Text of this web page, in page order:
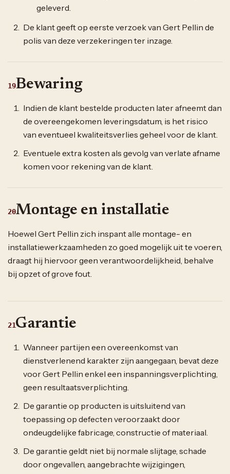
geleverd.
De klant geeft op eerste verzoek van Gert Pellin de
polis van deze verzekeringen ter inzage.
19Bewaring
Indien de klant bestelde producten later afneemt dan
de overeengekomen leveringsdatum, is het risico
van eventueel kwaliteitsverlies geheel voor de klant.
Eventuele extra kosten als gevolg van verlate afname
komen voor rekening van de klant.
20Montage en installatie
Hoewel Gert Pellin zich inspant alle montage- en
installatiewerkzaamheden zo goed mogelijk uit te voeren,
draagt hij hiervoor geen verantwoordelijkheid, behalve
bij opzet of grove fout.
21Garantie
Wanneer partijen een overeenkomst van
dienstverlenend karakter zijn aangegaan, bevat deze
voor Gert Pellin enkel een inspanningsverplichting,
geen resultaatsverplichting.
De garantie op producten is uitsluitend van
toepassing op defecten veroorzaakt door
ondeugdelijke fabricage, constructie of materiaal.
De garantie geldt niet bij normale slijtage, schade
door ongevallen, aangebrachte wijzigingen,